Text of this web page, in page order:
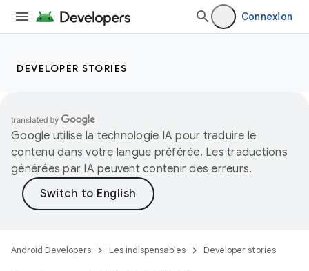
Connexion
DEVELOPER STORIES
Google utilise la technologie IA pour traduire le
contenu dans votre langue préférée. Les traductions
générées par IA peuvent contenir des erreurs.
Android Developers Les indispensables Developer stories